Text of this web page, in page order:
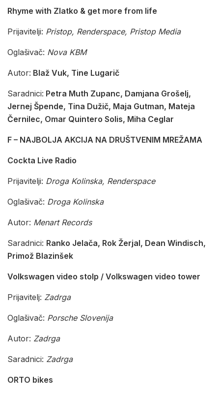
Rhyme with Zlatko & get more from life
Prijavitelji: Pristop, Renderspace, Pristop Media
Oglašivač: Nova KBM
Autor: Blaž Vuk, Tine Lugarič
Saradnici: Petra Muth Zupanc, Damjana Grošelj,
Jernej Špende, Tina Dužič, Maja Gutman, Mateja
Černilec, Omar Quintero Solis, Miha Ceglar
F – NAJBOLJA AKCIJA NA DRUŠTVENIM MREŽAMA
Cockta Live Radio
Prijavitelji: Droga Kolinska, Renderspace
Oglašivač: Droga Kolinska
Autor: Menart Records
Saradnici: Ranko Jelača, Rok Žerjal, Dean Windisch,
Primož Blazinšek
Volkswagen video stolp / Volkswagen video tower
Prijavitelj: Zadrga
Oglašivač: Porsche Slovenija
Autor: Zadrga
Saradnici: Zadrga
ORTO bikes